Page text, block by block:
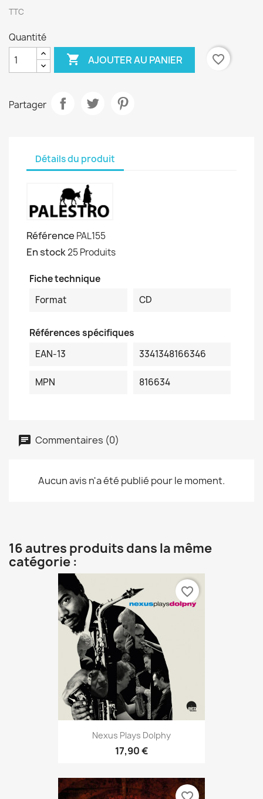
TTC
Quantité
 AJOUTER AU PANIER favorite_border
Partager
Détails du produit
Référence PAL155
En stock25 Produits
Fiche technique
Format
CD
Références spécifiques
EAN-13
3341348166346
MPN 816634
Commentaires (0)
Aucun avis n'a été publié pour le moment.
16 autres produits dans la même
catégorie :
Nexus Plays Dolphy
17,90 €
favorite_border